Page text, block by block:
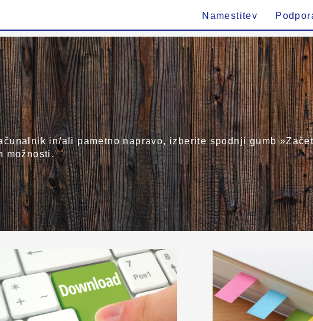
Namestitev
in/ali pametno napravo, izberite spodnji gumb
možnosti.